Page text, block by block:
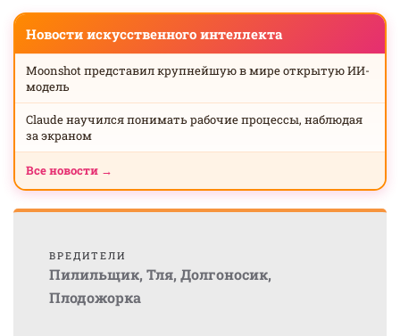
Новости искусственного интеллекта
Moonshot представил крупнейшую в мире открытую ИИ-
модель
Claude научился понимать рабочие процессы, наблюдая
за экраном
Все новости →
ВРЕДИТЕЛИ
Пилильщик, Тля, Долгоносик,
Плодожорка